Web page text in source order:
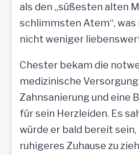
als den „süßesten alten
schlimmsten Atem“, was
nicht weniger
Chester bekam die
medizinische
Zahnsanierung und eine
für sein Herzleiden. Es
würde er bald bereit sein,
ruhigeres Zuhause zu